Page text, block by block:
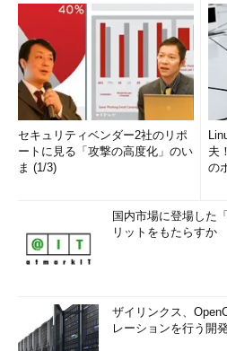
セキュリティベンダー2社のリポ
ートに見る「攻撃の高度化」のい
ま (1/3)
夫
の
国内市場に登場した
リットをもたらすか
ザイリンクス、
レーションを行う開